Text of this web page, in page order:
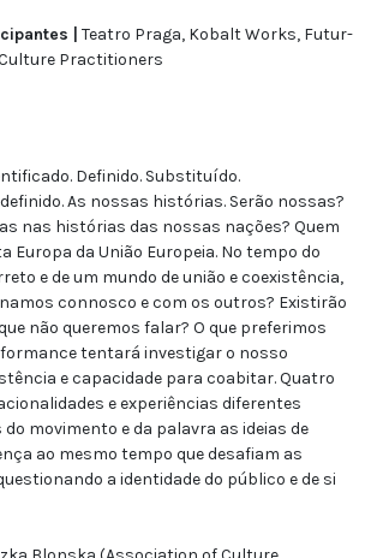
| Teatro Praga, Kobalt Works, Futur-
Practitioners
Definido. Substituído.
As nossas histórias. Serão nossas?
nas histórias das nossas nações? Quem
Europa da União Europeia. No tempo do
e de um mundo de união e coexistência,
connosco e com os outros? Existirão
não queremos falar? O que preferimos
tentará investigar o nosso
e capacidade para coabitar. Quatro
e experiências diferentes
movimento e da palavra as ideias de
ao mesmo tempo que desafiam as
a identidade do público e de si